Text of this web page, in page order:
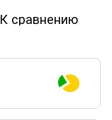
К сравнению